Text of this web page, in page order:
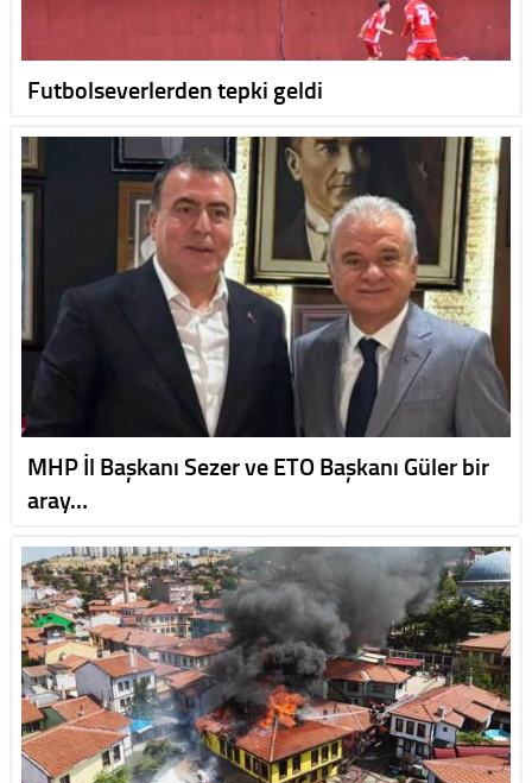
Futbolseverlerden tepki geldi
MHP İl Başkanı Sezer ve ETO Başkanı Güler bir
aray…